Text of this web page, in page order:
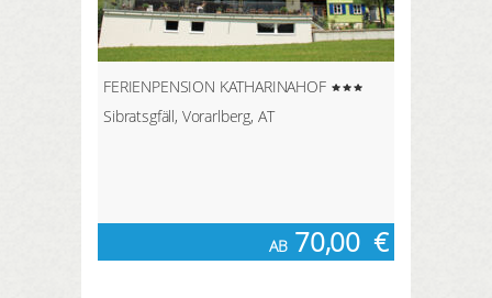
FERIENPENSION KATHARINAHOF
Sibratsgfäll, Vorarlberg, AT
AB 70,00 €